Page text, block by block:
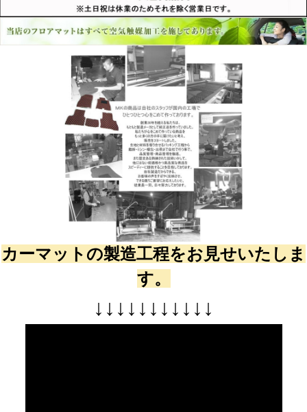
カーマットの製造工程をお見せいたしま
す。
↓ ↓ ↓ ↓ ↓ ↓ ↓ ↓ ↓ ↓ ↓